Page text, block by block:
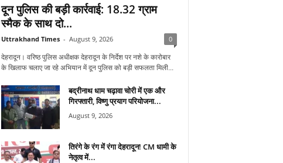
दून पुलिस की बड़ी कार्रवाई: 18.32 ग्राम
स्मैक के साथ दो...
Uttrakhand Times - August 9, 2026 0
देहरादून। वरिष्ठ पुलिस अधीक्षक देहरादून के निर्देश पर नशे के कारोबार
के खिलाफ चलाए जा रहे अभियान में दून पुलिस को बड़ी सफलता मिली...
बद्रीनाथ धाम चढ़ावा चोरी में एक और
गिरफ्तारी, विष्णु प्रयाग परियोजना...
August 9, 2026
तिरंगे के रंग में रंगा देहरादून! CM धामी के
नेतृत्व में...